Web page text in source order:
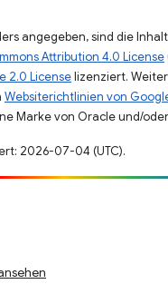
angegeben, sind die
Attribution 4.0 License
2.0 Licenselizenziert.
Websiterichtlinien von
Marke von Oracle und/
2026-07-04 (UTC).